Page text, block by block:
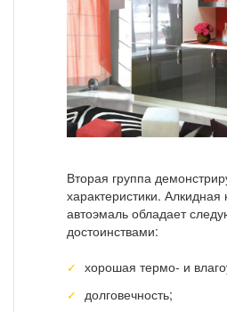
Вторая группа
характеристики. Алкидная
автоэмаль обладает
достоинствами:
хорошая термо- и
долговечность;